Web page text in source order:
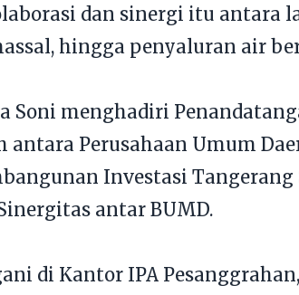
dan sinergi itu antara
hingga penyaluran air
Soni menghadiri
antara Perusahaan Umum
Investasi
antar BUMD.
di Kantor IPA